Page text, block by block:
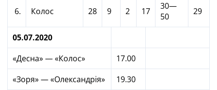
6. Колос 28 9 2 17
30—
50
29
05.07.2020
«Десна» — «Колос»
17.00
«Зоря» — «Олександрія»
19.30